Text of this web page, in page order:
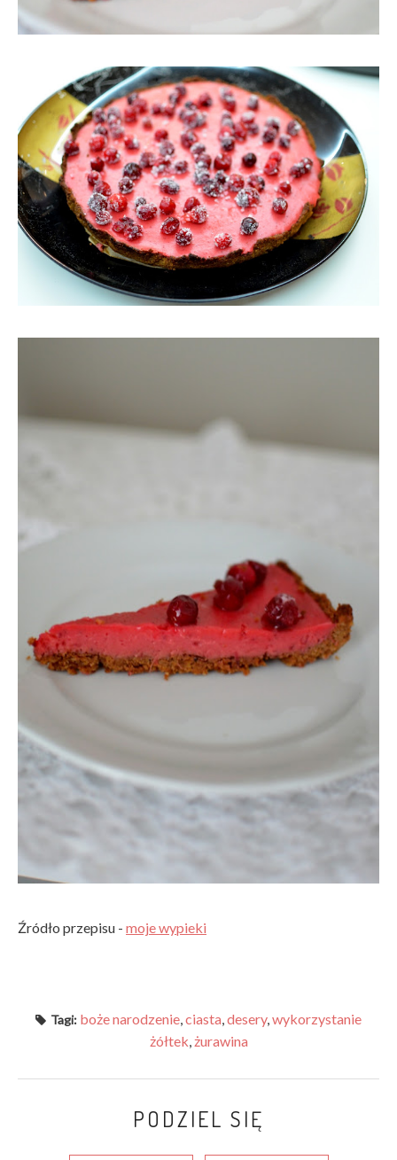
Źródło przepisu - moje wypieki
Tagi: boże narodzenie,ciasta,desery,wykorzystanie
żółtek,żurawina
PODZIEL SIĘ